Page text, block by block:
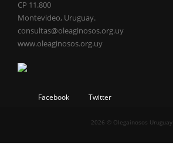
CP 11.800
Montevideo, Uruguay.
consultas@oleaginosos.org.uy
www.oleaginosos.org.uy
Facebook Twitter
2026 © Olegainosos Uruguay